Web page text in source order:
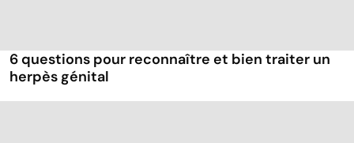
6 questions pour reconnaître et bien traiter un
herpès génital